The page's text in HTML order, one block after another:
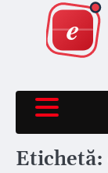
content
Etichetă: